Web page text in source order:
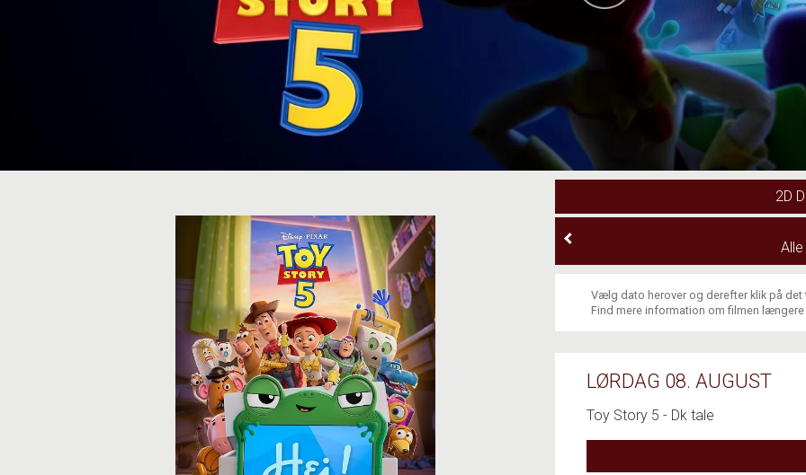
2D
Vælg dato herover og derefter klik på
Find mere information om filmen længere
LØRDAG 08. AUGUST
Toy Story 5 - Dk tale